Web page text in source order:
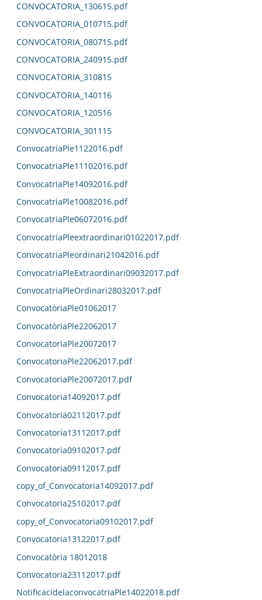
CONVOCATORIA_130615.pdf
CONVOCATORIA_010715.pdf
CONVOCATORIA_080715.pdf
CONVOCATORIA_240915.pdf
CONVOCATORIA_310815
CONVOCATORIA_140116
CONVOCATORIA_120516
CONVOCATORIA_301115
ConvocatriaPle1122016.pdf
ConvocatriaPle11102016.pdf
ConvocatriaPle14092016.pdf
ConvocatriaPle10082016.pdf
ConvocatriaPle06072016.pdf
ConvocatriaPleextraordinari01022017.pdf
ConvocatriaPleordinari21042016.pdf
ConvocatriaPleExtraordinari09032017.pdf
ConvocatriaPleOrdinari28032017.pdf
ConvocatòriaPle01062017
ConvocatòriaPle22062017
ConvocatoriaPle20072017
ConvocatoriaPle22062017.pdf
ConvocatoriaPle20072017.pdf
Convocatoria14092017.pdf
Convocatoria02112017.pdf
Convocatoria13112017.pdf
Convocatoria09102017.pdf
Convocatoria09112017.pdf
copy_of_Convocatoria14092017.pdf
Convocatoria25102017.pdf
copy_of_Convocatoria09102017.pdf
Convocatoria13122017.pdf
Convocatòria 18012018
Convocatoria23112017.pdf
NotificacidelaconvocatriaPle14022018.pdf